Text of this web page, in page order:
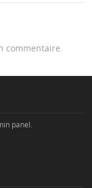
commentaire.
panel.